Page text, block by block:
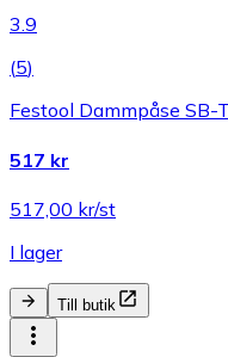
3.9
(5)
Festool Dammpåse SB-
517 kr
517,00 kr/st
I lager
Till butik